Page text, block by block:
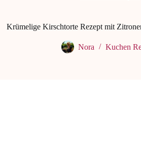
Krümelige Kirschtorte Rezept mit
Nora Kuchen